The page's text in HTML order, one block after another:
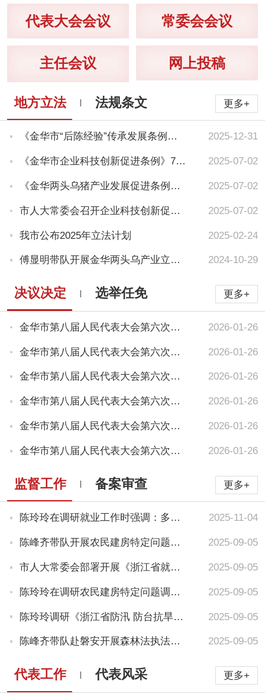
代表大会会议 常委会会议
主任会议 网上投稿
地方立法 法规条文 更多+
《金华市“后陈经验”传承发展条例》将于2026年元旦起施行 ... 2025-12-31
《金华市企业科技创新促进条例》7月1日起实施 依法推动“两创... 2025-07-02
《金华两头乌猪产业发展促进条例》5月1日起实施 推动法规落地... 2025-07-02
市人大常委会召开企业科技创新促进条例立法征求企业家意见座谈会... 2025-07-02
我市公布2025年立法计划 2025-02-24
傅显明带队开展金华两头乌产业立法调研 2024-10-29
决议决定 选举任免 更多+
金华市第八届人民代表大会第六次会议关于政府工作报告的决议 2026-01-26
金华市第八届人民代表大会第六次会议关于金华市国民经济和社会发... 2026-01-26
金华市第八届人民代表大会第六次会议关于市人民代表大会常务委员... 2026-01-26
金华市第八届人民代表大会第六次会议关于金华市2025年国民经... 2026-01-26
金华市第八届人民代表大会第六次会议关于全市和市本级2025年... 2026-01-26
金华市第八届人民代表大会第六次会议关于市中级人民法院工作报告... 2026-01-26
监督工作 备案审查 更多+
陈玲玲在调研就业工作时强调：多措并举促进 高质量充分就业 2025-11-04
陈峰齐带队开展农民建房特定问题调查并调研低空经济 2025-09-05
市人大常委会部署开展《浙江省就业促进条例》执法检查 发挥法治... 2025-09-05
陈玲玲在调研农民建房特定问题调查工作时强调：深入调查研究 监... 2025-09-05
陈玲玲调研《浙江省防汛 防台抗旱条例》实施情况 2025-09-05
陈峰齐带队赴磐安开展森林法执法检查 2025-09-05
代表工作 代表风采 更多+